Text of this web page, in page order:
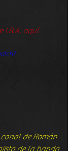
I.R.A. aquí
de Román
de la banda